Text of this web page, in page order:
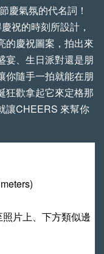
- +NT$ 80
加入購物車
瀏覽全部
慶氣氛的代名詞！
祝的時刻所設計，
的慶祝圖案，拍出來
宴、生日派對還是朋
你隨手一拍就能在朋
狂歡拿起它來定格那
讓CHEERS 來幫你
片上、下方類似邊